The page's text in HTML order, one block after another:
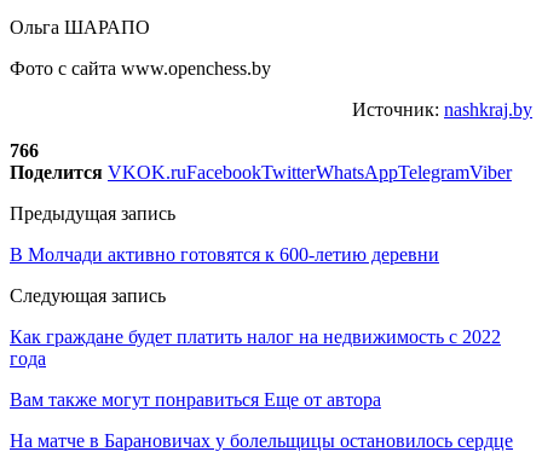
Ольга ШАРАПО
Фото с сайта www.openchess.by
Источник: nashkraj.by
766
Поделится VKOK.ruFacebookTwitterWhatsAppTelegramViber
Предыдущая запись
В Молчади активно готовятся к 600-летию деревни
Следующая запись
Как граждане будет платить налог на недвижимость с 2022
года
Вам также могут понравиться Еще от автора
На матче в Барановичах у болельщицы остановилось сердце